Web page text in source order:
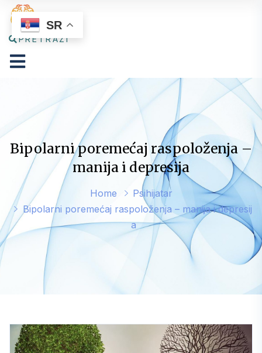
PRETRAŽI
Bipolarni poremećaj raspoloženja –
manija i depresija
Home
Psihijatar
Bipolarni poremećaj raspoloženja – manija i depresij
a
SR